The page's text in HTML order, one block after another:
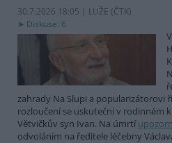
30.7.2026 18:05 | LUŽE (ČTK)
Diskuse: 6
zahrady Na Slupi a popularizátorovi
rozloučení se uskuteční v rodinném
Větvičkův syn Ivan. Na úmrtí
odvoláním na ředitele léčebny